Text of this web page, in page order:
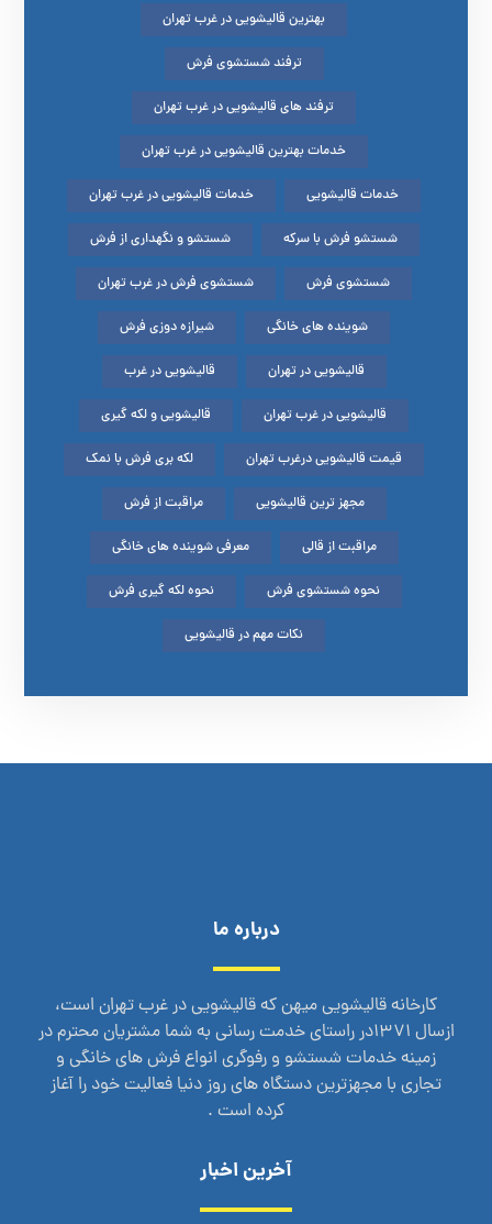
بهترین قالیشویی در غرب تهران
ترفند شستشوی فرش
ترفند های قالیشویی در غرب تهران
خدمات بهترین قالیشویی در غرب تهران
خدمات قالیشویی خدمات قالیشویی در غرب تهران
شستشو فرش با سرکه شستشو و نگهداری از فرش
شستشوی فرش شستشوی فرش در غرب تهران
شوینده های خانگی شیرازه دوزی فرش
قالیشویی در تهران قالیشویی در غرب
قالیشویی در غرب تهران قالیشویی و لکه گیری
قیمت قالیشویی درغرب تهران لکه بری فرش با نمک
مجهز ترین قالیشویی مراقبت از فرش
مراقبت از قالی معرفی شوینده های خانگی
نحوه شستشوی فرش نحوه لکه گیری فرش
نکات مهم در قالیشویی
درباره ما
کارخانه قالیشویی میهن که قالیشویی در غرب تهران است،
ازسال 1371در راستای خدمت رسانی به شما مشتریان محترم در
زمینه خدمات شستشو و رفوگری انواع فرش های خانگی و
تجاری با مجهزترین دستگاه های روز دنیا فعالیت خود را آغاز
کرده است .
آخرین اخبار